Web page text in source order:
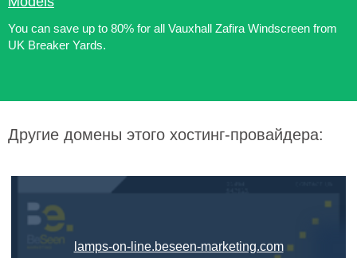
You can save up to 80% for all Vauxhall Zafira Windscreen from
UK Breaker Yards.
Другие домены этого хостинг-провайдера:
lamps-on-line.beseen-marketing.com